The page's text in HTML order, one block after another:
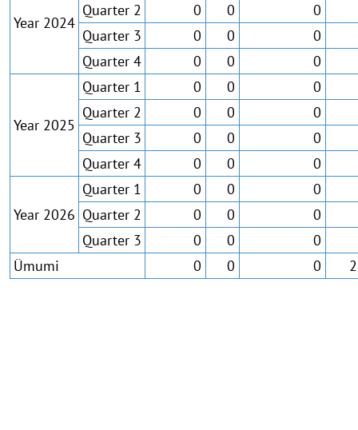
Year 2024
Quarter 2
0 0 0
Quarter 3
0 0 0
Quarter 4
0 0 0
Year 2025
Quarter 1 0 0 0
Quarter 2
0 0 0
Quarter 3
0 0 0
Quarter 4
0 0 0
Year 2026
Quarter 1 0 0 0
Quarter 2
0 0 0
Quarter 3
0 0
0
Ümumi
0 0 0